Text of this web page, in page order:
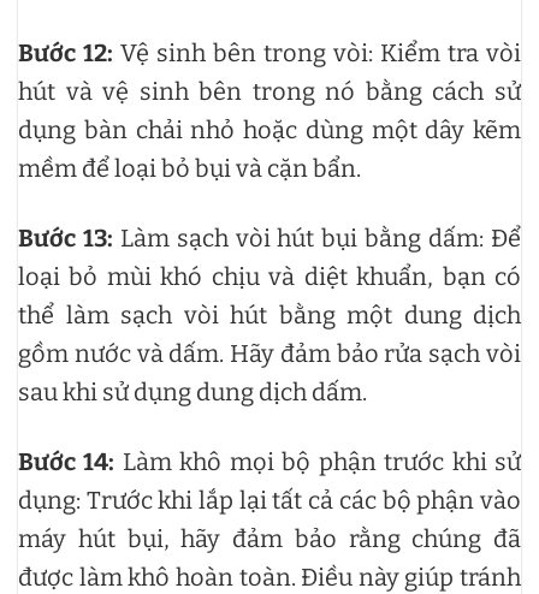
Bước 12: Vệ sinh bên trong vòi: Kiểm tra vòi
hút và vệ sinh bên trong nó bằng cách sử
dụng bàn chải nhỏ hoặc dùng một dây kẽm
mềm để loại bỏ bụi và cặn bẩn.
Bước 13: Làm sạch vòi hút bụi bằng dấm: Để
loại bỏ mùi khó chịu và diệt khuẩn, bạn có
thể làm sạch vòi hút bằng một dung dịch
gồm nước và dấm. Hãy đảm bảo rửa sạch vòi
sau khi sử dụng dung dịch dấm.
Bước 14: Làm khô mọi bộ phận trước khi sử
dụng: Trước khi lắp lại tất cả các bộ phận vào
máy hút bụi, hãy đảm bảo rằng chúng đã
được làm khô hoàn toàn. Điều này giúp tránh